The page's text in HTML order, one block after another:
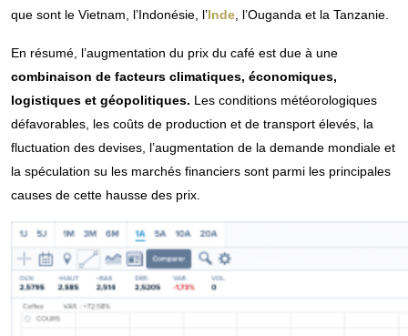
que sont le Vietnam, l’Indonésie, l’Inde , l’Ouganda et la Tanzanie.
En résumé, l’augmentation du prix du café est due à une
combinaison de facteurs climatiques, économiques,
logistiques et géopolitiques. Les conditions météorologiques
défavorables, les coûts de production et de transport élevés, la
fluctuation des devises, l’augmentation de la demande mondiale et
la spéculation su les marchés financiers sont parmi les principales
causes de cette hausse des prix.